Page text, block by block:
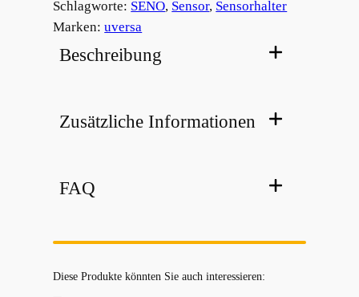
Schlagworte: SENO, Sensor, Sensorhalter
Marken:uversa
Beschreibung
Zusätzliche Informationen
FAQ
Diese Produkte könnten Sie auch interessieren: